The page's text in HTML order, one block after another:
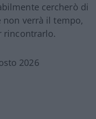
cercherò di
non verrà il tempo,
rincontrarlo.
2026